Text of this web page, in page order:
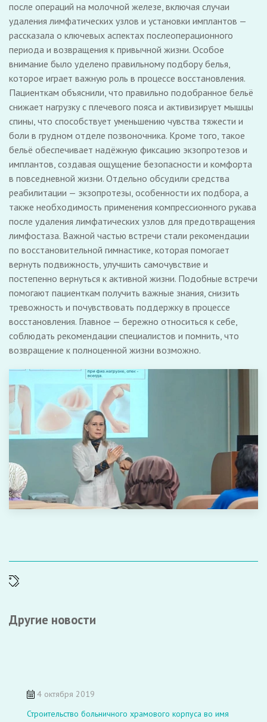
после операций на молочной железе, включая случаи
удаления лимфатических узлов и установки имплантов —
рассказала о ключевых аспектах послеоперационного
периода и возвращения к привычной жизни. Особое
внимание было уделено правильному подбору белья,
которое играет важную роль в процессе восстановления.
Пациенткам объяснили, что правильно подобранное бельё
снижает нагрузку с плечевого пояса и активизирует мышцы
спины, что способствует уменьшению чувства тяжести и
боли в грудном отделе позвоночника. Кроме того, такое
бельё обеспечивает надёжную фиксацию экзопротезов и
имплантов, создавая ощущение безопасности и комфорта
в повседневной жизни. Отдельно обсудили средства
реабилитации — экзопротезы, особенности их подбора, а
также необходимость применения компрессионного рукава
после удаления лимфатических узлов для предотвращения
лимфостаза. Важной частью встречи стали рекомендации
по восстановительной гимнастике, которая помогает
вернуть подвижность, улучшить самочувствие и
постепенно вернуться к активной жизни. Подобные встречи
помогают пациенткам получить важные знания, снизить
тревожность и почувствовать поддержку в процессе
восстановления. Главное — бережно относиться к себе,
соблюдать рекомендации специалистов и помнить, что
возвращение к полноценной жизни возможно.
Другие новости
4 октября 2019
Строительство больничного храмового корпуса во имя